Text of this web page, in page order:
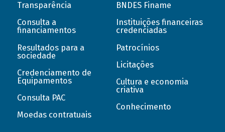
Transparência
Consulta a
financiamentos
Resultados para a
sociedade
Credenciamento de
Equipamentos
Consulta PAC
Moedas contratuais
BNDES Finame
Instituições financeiras
credenciadas
Patrocínios
Licitações
Cultura e economia
criativa
Conhecimento